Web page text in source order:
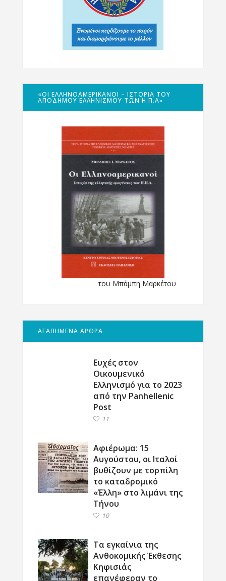
«ΟΙ ΕΛΛΗΝΟΑΜΕΡΙΚΑΝΟΊ – ΙΣΤΟΡΊΑ ΤΟΥ
ΑΠΌΔΗΜΟΥ ΕΛΛΗΝΙΣΜΟΎ ΤΩΝ Η.Π.Α»
του Μπάμπη Μαρκέτου
ΑΓΑΠΗΜΕΝΑ ΑΡΘΡΑ
Ευχές στον
Οικουμενικό
Ελληνισμό για το 2023
από την Panhellenic
Post
11
Αφιέρωμα: 15
Αυγούστου, οι Ιταλοί
βυθίζουν με τορπίλη
το καταδρομικό
«Έλλη» στο λιμάνι της
Τήνου
10
Τα εγκαίνια της
Ανθοκομικής Έκθεσης
Κηφισιάς
επανέφεραν το